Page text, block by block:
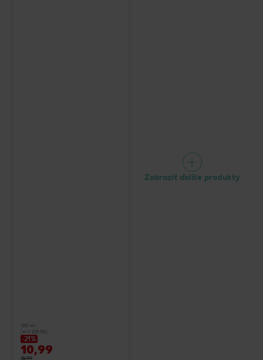
100 ml
(=1 l 109,90)
-21%
10,99
13,99
Zobraziť ďalšie produkty